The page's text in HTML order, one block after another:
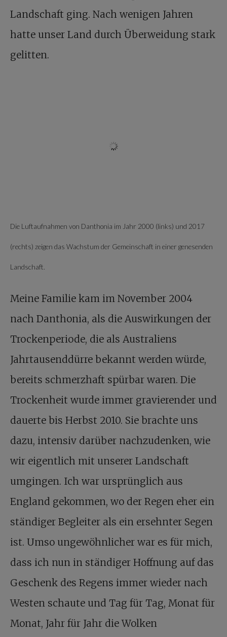
Landschaft ging. Nach wenigen Jahren
hatte unser Land durch Überweidung stark
gelitten.
Die Luftaufnahmen von Danthonia im Jahr 2000 (links) und 2017
(rechts) zeigen das Wachstum der Gemeinschaft in einer genesenden
Landschaft.
Meine Familie kam im November 2004
nach Danthonia, als die Auswirkungen der
Trockenperiode, die als Australiens
Jahrtausenddürre bekannt werden würde,
bereits schmerzhaft spürbar waren. Die
Trockenheit wurde immer gravierender und
dauerte bis Herbst 2010. Sie brachte uns
dazu, intensiv darüber nachzudenken, wie
wir eigentlich mit unserer Landschaft
umgingen. Ich war ursprünglich aus
England gekommen, wo der Regen eher ein
ständiger Begleiter als ein ersehnter Segen
ist. Umso ungewöhnlicher war es für mich,
dass ich nun in ständiger Hoffnung auf das
Geschenk des Regens immer wieder nach
Westen schaute und Tag für Tag, Monat für
Monat, Jahr für Jahr die Wolken